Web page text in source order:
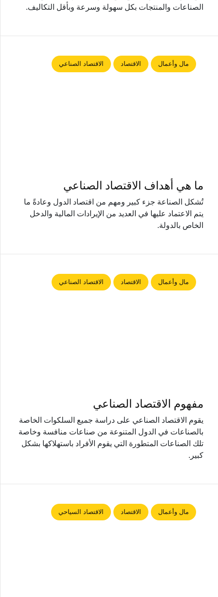
الصناعات والمنتجات بكل سهولة وسرعة وبأقل التكاليف.
مال وأعمال الاقتصاد الاقتصاد الصناعي
ما هي أهداف الاقتصاد الصناعي
تُشكل الصناعة جزء كبير ومهم من اقتصاد الدول وعادةً ما
يتم الاعتماد عليها في العديد من الإيرادات المالية والدخل
الخاص بالدولة.
مال وأعمال الاقتصاد الاقتصاد الصناعي
مفهوم الاقتصاد الصناعي
يقوم الاقتصاد الصناعي على دراسة جميع السلكوات الخاصة
بالصناعات في الدول المتنوعة من صناعات منافسة وخاصة
تلك الصناعات المتطورة التي يقوم الأفراد باستهلاكها بشكل
كبير.
مال وأعمال الاقتصاد الاقتصاد السياحي